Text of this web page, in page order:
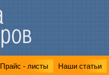
Прайс - листы Наши статьи